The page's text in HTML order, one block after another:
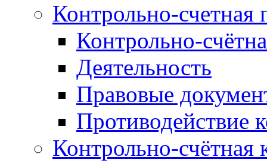
Контрольно-счетная
Контрольно-
Деятельность
Правовые
Противодействие
Контрольно-счётная